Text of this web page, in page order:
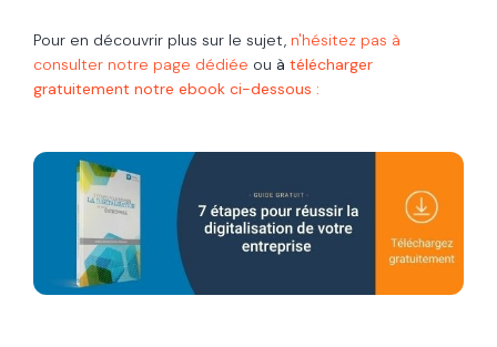
Pour en découvrir plus sur le sujet, n'hésitez pas à
consulter notre page dédiée ou à télécharger
gratuitement notre ebook ci-dessous :